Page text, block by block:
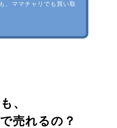
、ママチャリでも買い取
、
売れるの？